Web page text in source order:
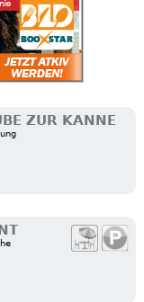
ZUR KANNE